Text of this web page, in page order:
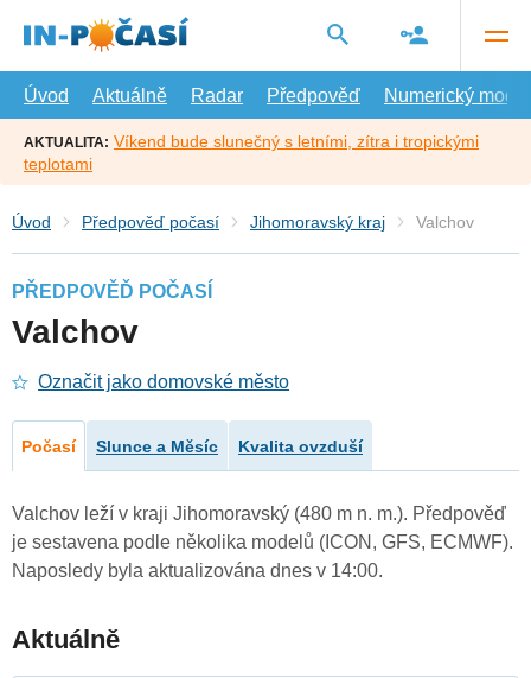
hlavní
Úvod
Aktuálně Radar Předpověď Numerický model
AKTUALITA: Víkend bude slunečný s letními, zítra i tropickými
teplotami
Úvod Předpověď počasí Jihomoravský kraj Valchov
PŘEDPOVĚĎ POČASÍ
Valchov
Označit jako domovské město
Počasí Slunce a Měsíc Kvalita ovzduší
Valchov leží v kraji Jihomoravský (480 m n. m.). Předpověď
je sestavena podle několika modelů (ICON, GFS, ECMWF).
Naposledy byla aktualizována dnes v 14:00.
Aktuálně